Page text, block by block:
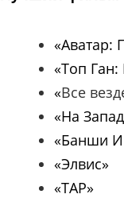
«Аватар:
«Топ
«Все
«На
«Банши
«Элвис»
«ТАР»